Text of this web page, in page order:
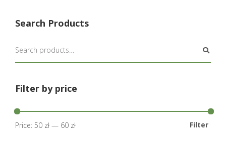
Search Products
Filter by price
Filter
Price: 50 zł — 60 zł